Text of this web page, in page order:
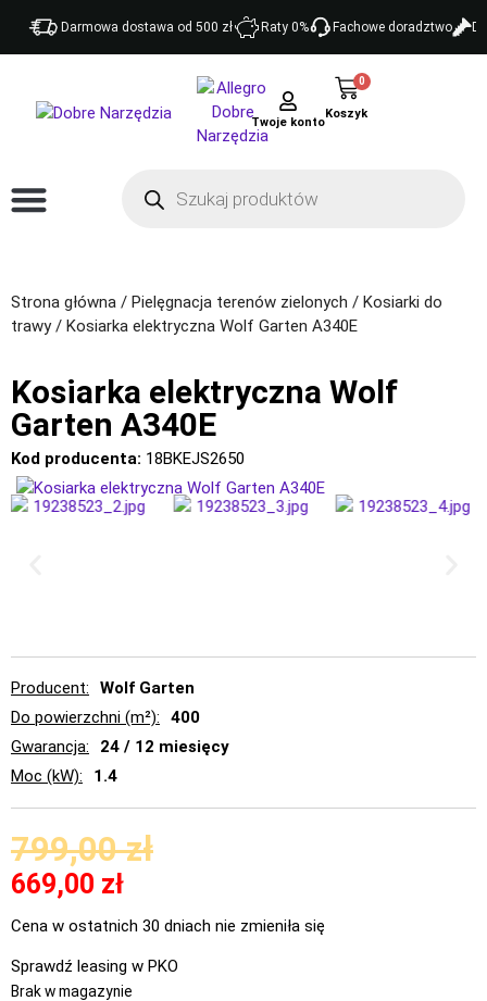
Darmowa dostawa od 500 zł Raty 0% Fachowe doradztwo
Twoje konto
0
Strona główna / Pielęgnacja terenów zielonych / Kosiarki do
trawy/ Kosiarka elektryczna Wolf Garten A340E
Kosiarka elektryczna Wolf
Garten A340E
Kod producenta: 18BKEJS2650
Producent
Wolf Garten
Do powierzchni (m²)
400
Gwarancja
24 / 12 miesięcy
Moc (kW)
1.4
799,00zł
669,00 zł
Cena w ostatnich 30 dniach nie zmieniła się
Sprawdź leasing w PKO
Brak w magazynie